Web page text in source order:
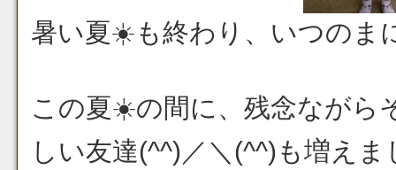
暑い夏☀️も終わり、いつのま
この夏☀️の間に、残念ながら
しい友達(^^)／＼(^^)も増えま